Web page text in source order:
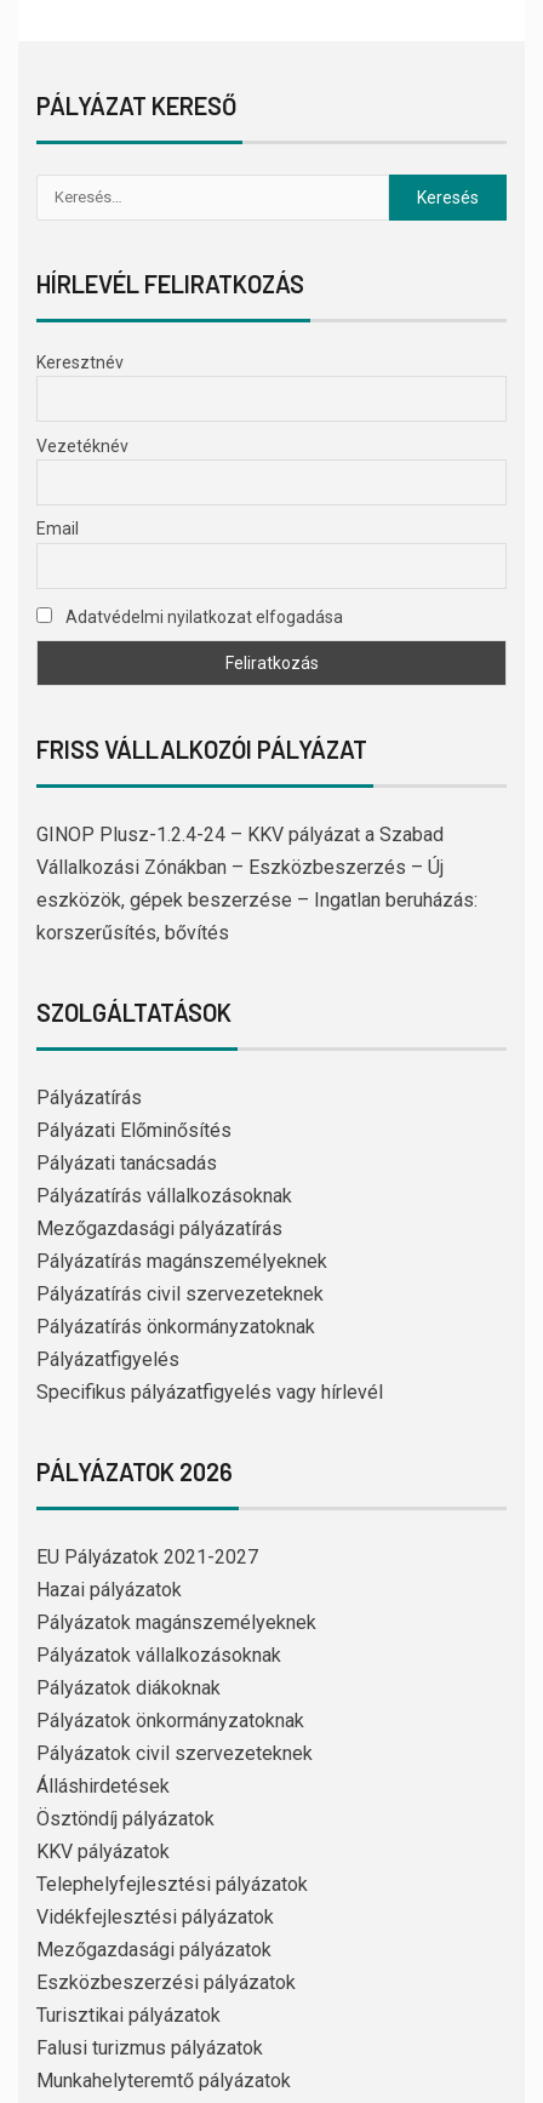
PÁLYÁZAT KERESŐ
HÍRLEVÉL FELIRATKOZÁS
Keresztnév
Vezetéknév
Email
Adatvédelmi nyilatkozat elfogadása
FRISS VÁLLALKOZÓI PÁLYÁZAT
GINOP Plusz-1.2.4-24 – KKV pályázat a Szabad
Vállalkozási Zónákban – Eszközbeszerzés – Új
eszközök, gépek beszerzése – Ingatlan beruházás:
korszerűsítés, bővítés
SZOLGÁLTATÁSOK
Pályázatírás
Pályázati Előminősítés
Pályázati tanácsadás
Pályázatírás vállalkozásoknak
Mezőgazdasági pályázatírás
Pályázatírás magánszemélyeknek
Pályázatírás civil szervezeteknek
Pályázatírás önkormányzatoknak
Pályázatfigyelés
Specifikus pályázatfigyelés vagy hírlevél
PÁLYÁZATOK 2026
EU Pályázatok 2021-2027
Hazai pályázatok
Pályázatok magánszemélyeknek
Pályázatok vállalkozásoknak
Pályázatok diákoknak
Pályázatok önkormányzatoknak
Pályázatok civil szervezeteknek
Álláshirdetések
Ösztöndíj pályázatok
KKV pályázatok
Telephelyfejlesztési pályázatok
Vidékfejlesztési pályázatok
Mezőgazdasági pályázatok
Eszközbeszerzési pályázatok
Turisztikai pályázatok
Falusi turizmus pályázatok
Munkahelyteremtő pályázatok